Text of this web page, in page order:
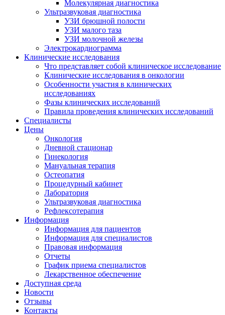
Молекулярная диагностика
Ультразвуковая диагностика
УЗИ брюшной полости
УЗИ малого таза
УЗИ молочной железы
Электрокардиограмма
Клинические исследования
Что представляет собой клиническое исследование
Клинические исследования в онкологии
Особенности участия в клинических
исследованиях
Фазы клинических исследований
Правила проведения клинических исследований
Специалисты
Цены
Онкология
Дневной стационар
Гинекология
Мануальная терапия
Остеопатия
Процедурный кабинет
Лаборатория
Ультразвуковая диагностика
Рефлексотерапия
Информация
Информация для пациентов
Информация для специалистов
Правовая информация
Отчеты
График приема специалистов
Лекарственное обеспечение
Доступная среда
Новости
Отзывы
Контакты